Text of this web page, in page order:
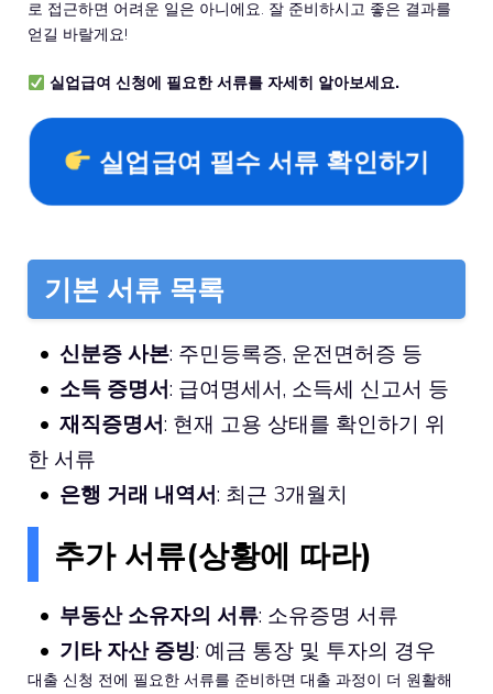
로 접근하면 어려운 일은 아니에요. 잘 준비하시고 좋은 결과를
얻길 바랄게요!
실업급여 신청에 필요한 서류를 자세히 알아보세요.
실업급여 필수 서류 확인하기
기본 서류 목록
신분증 사본: 주민등록증, 운전면허증 등
소득 증명서: 급여명세서, 소득세 신고서 등
재직증명서: 현재 고용 상태를 확인하기 위
한 서류
은행 거래 내역서: 최근 3개월치
추가 서류(상황에 따라)
부동산 소유자의 서류: 소유증명 서류
기타 자산 증빙: 예금 통장 및 투자의 경우
대출 신청 전에 필요한 서류를 준비하면 대출 과정이 더 원활해